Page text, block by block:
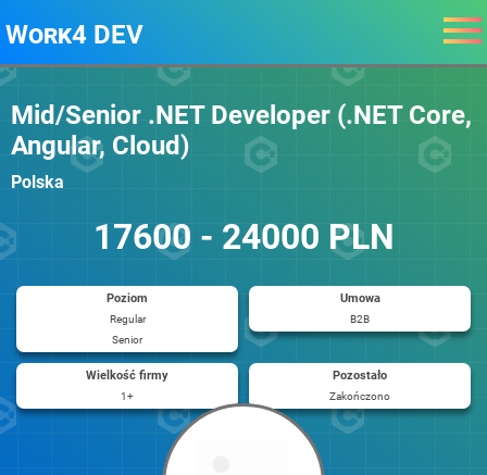
Work4 DEV
Mid/Senior .NET Developer (.NET Core,
Angular, Cloud)
Polska
17600 - 24000 PLN
Poziom
Regular
Senior
Umowa
B2B
Wielkość firmy
1+
Pozostało
Zakończono